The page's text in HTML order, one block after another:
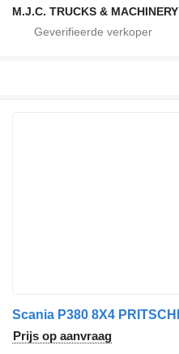
M.J.C. TRUCKS & MACHINERY
Prijs op aanvraag